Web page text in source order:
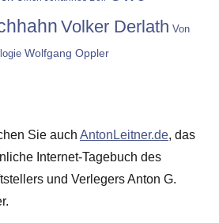
Volker Derlath Von
Wolfgang Oppler
Sie auch AntonLeitner.de, das
Internet-Tagebuch des
und Verlegers Anton G.